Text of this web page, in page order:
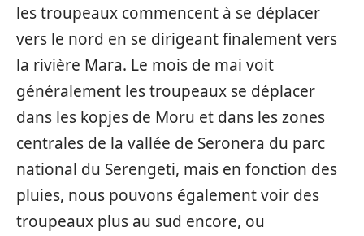
les troupeaux commencent à se déplacer
vers le nord en se dirigeant finalement vers
la rivière Mara. Le mois de mai voit
généralement les troupeaux se déplacer
dans les kopjes de Moru et dans les zones
centrales de la vallée de Seronera du parc
national du Serengeti, mais en fonction des
pluies, nous pouvons également voir des
troupeaux plus au sud encore, ou